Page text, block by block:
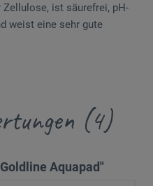
ist säurefrei, pH-
weist eine sehr gute
(4)
Aquapad"